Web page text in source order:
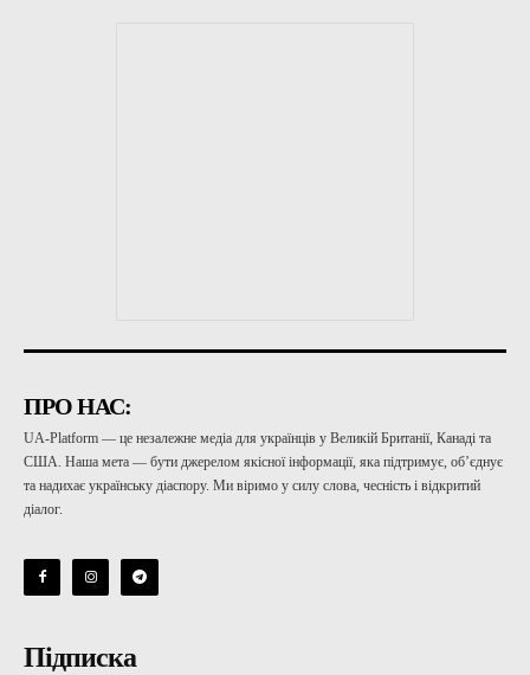
ПРО НАС:
UA-Platform — це незалежне медіа для українців у Великій Британії, Канаді та
США. Наша мета — бути джерелом якісної інформації, яка підтримує, об’єднує
та надихає українську діаспору. Ми віримо у силу слова, чесність і відкритий
діалог.
Підписка